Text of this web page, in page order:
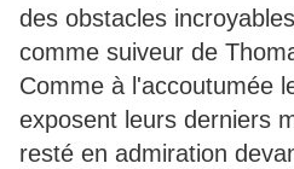
des obstacles
comme suiveur de
Comme à l'accoutumée
exposent leurs derniers
resté en admiration